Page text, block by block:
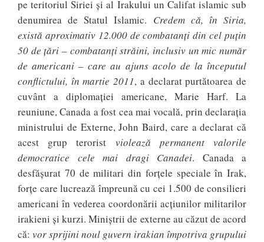
pe teritoriul Siriei și al Irakului un Califat islamic sub
denumirea de Statul Islamic. Credem că, în Siria,
există aproximativ 12.000 de combatanţi din cel puţin
50 de ţări – combatanţi străini, inclusiv un mic număr
de americani – care au ajuns acolo de la începutul
conflictului, în martie 2011, a declarat purtătoarea de
cuvânt a diplomaţiei americane, Marie Harf. La
reuniune, Canada a fost cea mai vocală, prin declarația
ministrului de Externe, John Baird, care a declarat că
acest grup terorist violează permanent valorile
democratice cele mai dragi Canadei. Canada a
desfășurat 70 de militari din forțele speciale în Irak,
forțe care lucrează împreună cu cei 1.500 de consilieri
americani în vederea coordonării acțiunilor militarilor
irakieni și kurzi. Miniștrii de externe au căzut de acord
că: vor sprijini noul guvern irakian împotriva grupului